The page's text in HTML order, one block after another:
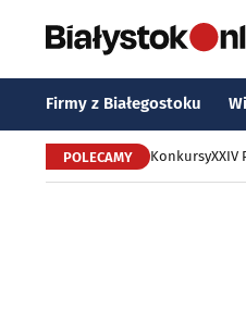
Firmy z Białegostoku
POLECAMY KonkursyXXIV